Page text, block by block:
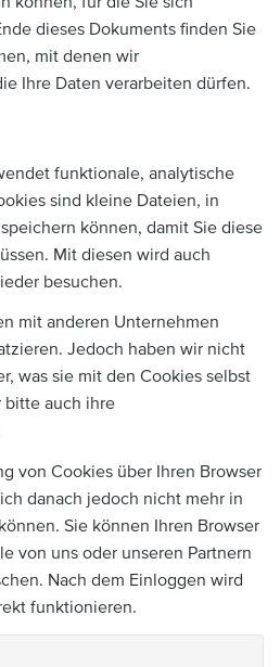
dieses Dokuments finden Sie
mit denen wir
Ihre Daten verarbeiten dürfen.
funktionale, analytische
sind kleine Dateien, in
können, damit Sie diese
Mit diesen wird auch
besuchen.
mit anderen Unternehmen
Jedoch haben wir nicht
was sie mit den Cookies selbst
bitte auch ihre
von Cookies über Ihren Browser
danach jedoch nicht mehr in
Sie können Ihren Browser
von uns oder unseren Partnern
Nach dem Einloggen wird
funktionieren.